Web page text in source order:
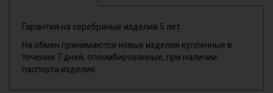
Гарантия на серебряные изделия 5 лет.
На обмен принимаются новые изделия купленные в
течении 7 дней, опломбированные, при наличии
паспорта изделия.